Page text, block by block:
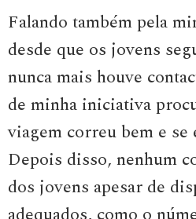
Falando também pela
desde que os jovens
nunca mais houve
de minha iniciativa
viagem correu bem e se
Depois disso, nenhum
dos jovens apesar de